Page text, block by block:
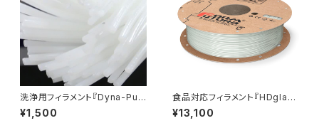
洗浄用フィラメント『Dyna-Pur
ge 3D Clean』少量パック
¥1,500
食品対応フィラメント『HDglas
s』
¥13,100